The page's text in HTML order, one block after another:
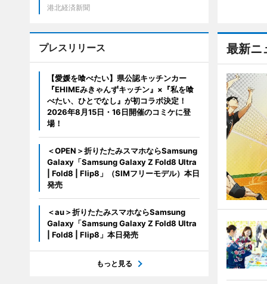
最新ニ
港北経済新聞
プレスリリース
【愛媛を喰べたい】県公認キッチンカー
『EHIMEみきゃんずキッチン』×『私を喰
べたい、ひとでなし』が初コラボ決定！
2026年8月15日・16日開催のコミケに登
場！
＜OPEN＞折りたたみスマホならSamsung
Galaxy「Samsung Galaxy Z Fold8 Ultra
| Fold8 | Flip8」（SIMフリーモデル）本日
発売
＜au＞折りたたみスマホならSamsung
Galaxy「Samsung Galaxy Z Fold8 Ultra
| Fold8 | Flip8」本日発売
もっと見る